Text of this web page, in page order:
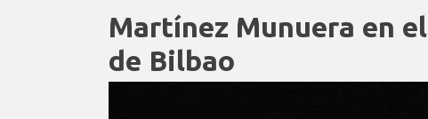
Martínez Munuera en
de Bilbao